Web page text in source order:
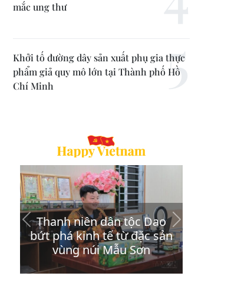
mắc ung thư
Khởi tố đường dây sản xuất phụ gia thực
phẩm giả quy mô lớn tại Thành phố Hồ
Chí Minh